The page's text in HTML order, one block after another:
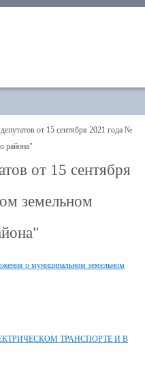
от 15 сентября 2021 года №
района"
от 15 сентября
земельном
о муниципальном земельном
ТРАНСПОРТЕ И В